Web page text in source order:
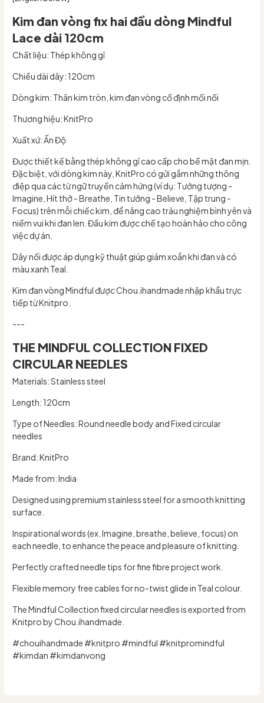
Kim đan vòng fix hai đầu dòng Mindful
Lace dài 120cm
Chất liệu: Thép không gỉ
Chiều dài dây: 120cm
Dòng kim: Thân kim tròn, kim đan vòng cố định mối nối
Thương hiệu: KnitPro
Xuất xứ: Ấn Độ
Được thiết kế bằng thép không gỉ cao cấp cho bề mặt đan mịn.
Đặc biệt, với dòng kim này, KnitPro có gửi gắm những thông
điệp qua các từ ngữ truyền cảm hứng (ví dụ: Tưởng tượng -
Imagine, Hít thở - Breathe, Tin tưởng - Believe, Tập trung -
Focus) trên mỗi chiếc kim, để nâng cao trảu nghiệm bình yên và
niềm vui khi đan len. Đầu kim được chế tạo hoàn hảo cho công
việc dự án.
Dây nối được áp dụng kỹ thuật giúp giảm xoắn khi đan và có
màu xanh Teal.
Kim đan vòng Mindful được Chou.ihandmade nhập khẩu trực
tiếp từ Knitpro.
---
THE MINDFUL COLLECTION FIXED
CIRCULAR NEEDLES
Materials: Stainless steel
Length: 120cm
Type of Needles: Round needle body and Fixed circular
needles
Brand: KnitPro
Made from: India
Designed using premium stainless steel for a smooth knitting
surface.
Inspirational words (ex. Imagine, breathe, believe, focus) on
each needle, to enhance the peace and pleasure of knitting.
Perfectly crafted needle tips for fine fibre project work.
Flexible memory free cables for no-twist glide in Teal colour.
The Mindful Collection fixed circular needles is exported from
Knitpro by Chou.ihandmade.
#chouihandmade #knitpro #mindful #knitpromindful
#kimdan #kimdanvong